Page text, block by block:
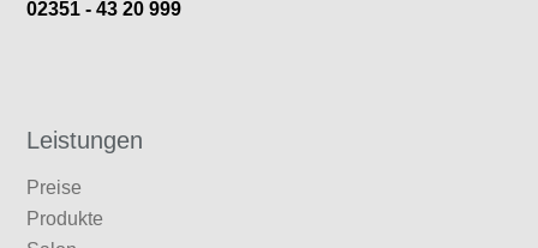
02351 - 43 20 999
Leistungen
Preise
Produkte